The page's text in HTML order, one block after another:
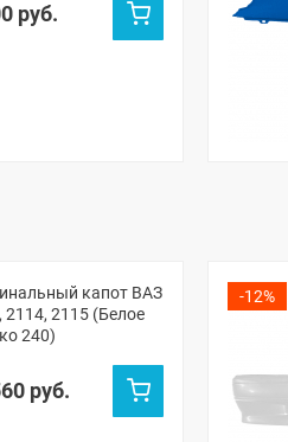
руб.
капот ВАЗ
2114, 2115 (Белое
240)
руб.
-12%